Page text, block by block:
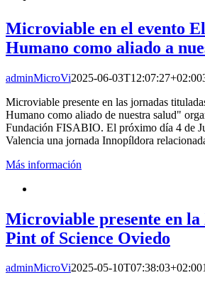
Microviable en el evento
Humano como aliado a
adminMicroVi2025-06-03T12:07:27+02:00
Microviable presente en las jornadas
Humano como aliado de nuestra salud"
Fundación FISABIO. El próximo día 4 de
Valencia una jornada Innopíldora
Más información
Microviable presente en la
Pint of Science Oviedo
adminMicroVi2025-05-10T07:38:03+02:00